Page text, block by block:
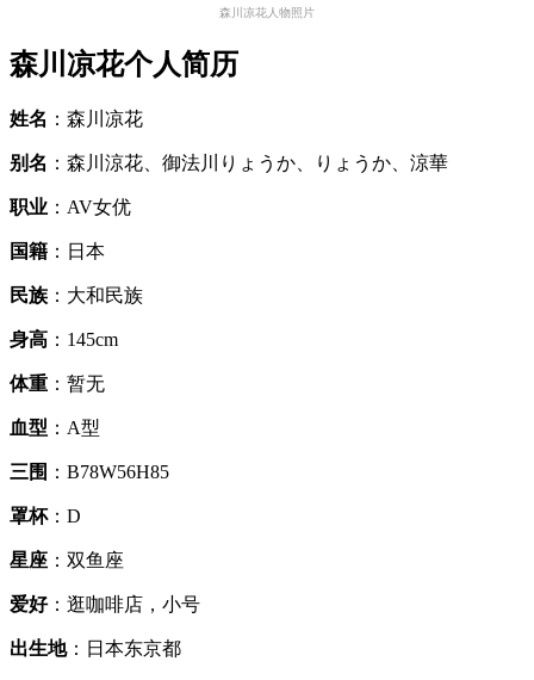
森川凉花人物照片
森川凉花个人简历
姓名 ：森川凉花
别名 ：森川涼花、御法川りょうか、りょうか、涼華
职业 ：AV女优
国籍 ：日本
民族 ：大和民族
身高 ：145cm
体重 ：暂无
血型 ：A型
三围 ：B78W56H85
罩杯：D
星座 ：双鱼座
爱好：逛咖啡店，小号
出生地：日本东京都